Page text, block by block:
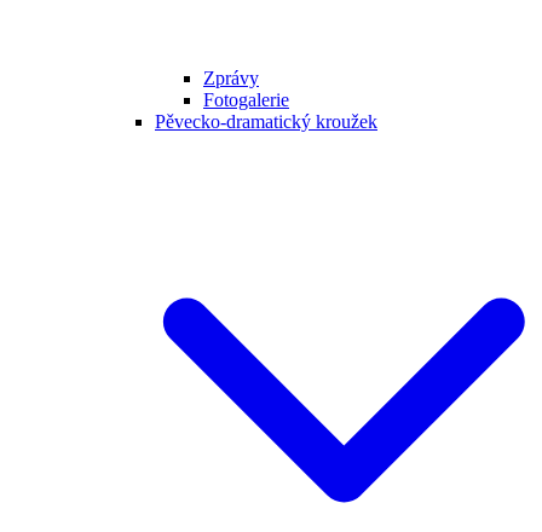
Zprávy
Fotogalerie
Pěvecko-dramatický kroužek